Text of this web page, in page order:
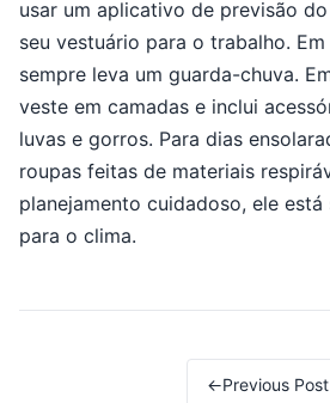
usar um aplicativo de previsão
seu vestuário para o trabalho.
sempre leva um guarda-chuva.
veste em camadas e inclui
luvas e gorros. Para dias
roupas feitas de materiais
planejamento cuidadoso, ele
para o clima.
←Previous Post